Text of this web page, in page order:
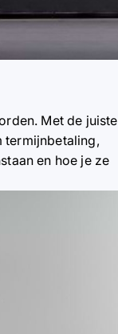
Met de juiste
termijnbetaling,
en hoe je ze